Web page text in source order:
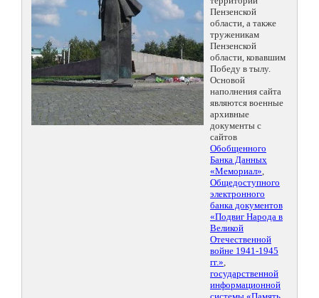
Пензенской
области, а также
труженикам
Пензенской
области, ковавшим
Победу в тылу.
Основой
наполнения сайта
являются военные
архивные
документы с
сайтов
Обобщенного
Банка Данных
«Мемориал»,
Общедоступного
электронного
банка документов
«Подвиг Народа в
Великой
Отечественной
войне 1941-1945
гг.»,
государственной
информационной